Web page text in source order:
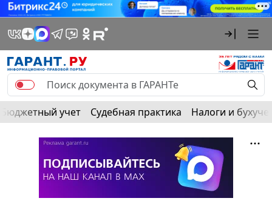
Бюджетный учет Судебная практика Налоги и